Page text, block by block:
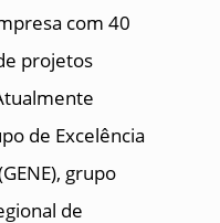
com 40
projetos
de Excelência
grupo
de